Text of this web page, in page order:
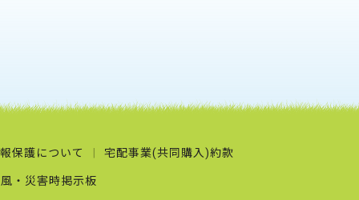
保護について 宅配事業(共同購入)約款
・災害時掲示板